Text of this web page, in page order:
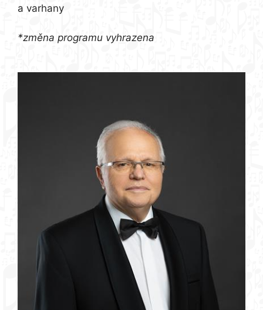
a varhany
*změna programu vyhrazena